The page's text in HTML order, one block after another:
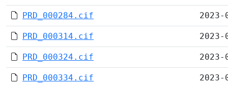
PRD_000284.cif
PRD_000314.cif
PRD_000324.cif
PRD_000334.cif